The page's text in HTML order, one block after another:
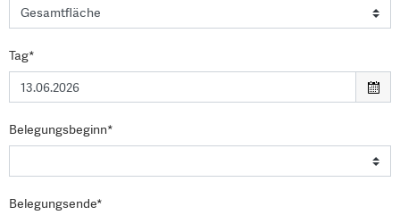
Tag*
Belegungsbeginn*
Belegungsende*